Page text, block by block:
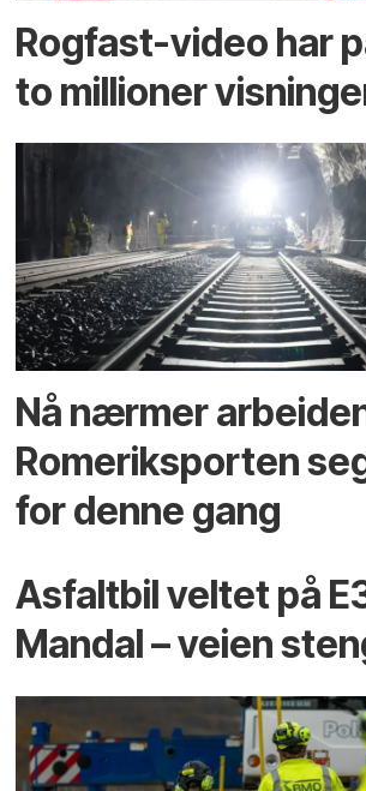
Rogfast-video har
to millioner
Nå nærmer
Romeriksporten
for denne gang
Asfaltbil veltet på
Mandal – veien